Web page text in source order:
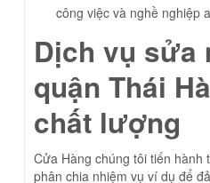
công việc và nghề nghiệp
Dịch vụ sửa
quận Thái
chất lượng
Cửa Hàng chúng tôi tiến hành
phân chia nhiệm vụ ví dụ để